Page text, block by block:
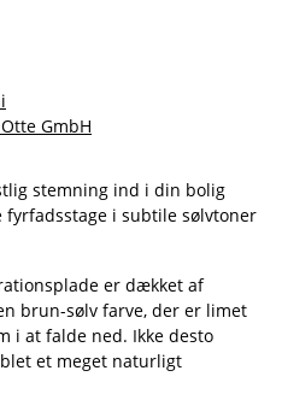
GmbH
stemning ind i din bolig
i subtile sølvtoner
er dækket af
brun-sølv farve, der er limet
i at falde ned. Ikke desto
et meget naturligt